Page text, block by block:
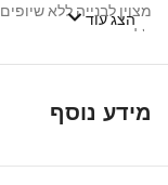
מצוין לבנייה ללא
ג’ל הבנייה מחזק
הצג עוד
מידע נוסף